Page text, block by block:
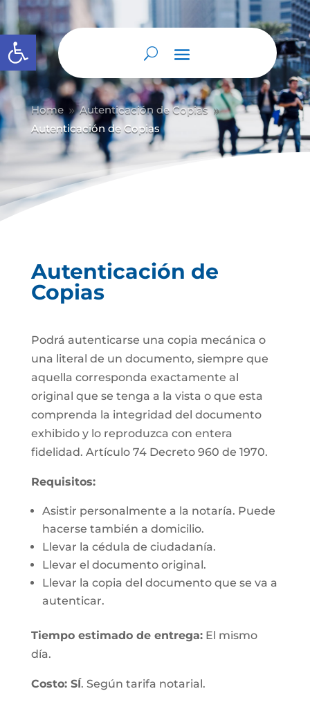
Abrir barra de herramientas
Home 9 Autenticación de Copias 9
Autenticación de Copias
Autenticación de
Copias
Podrá autenticarse una copia mecánica o
una literal de un documento, siempre que
aquella corresponda exactamente al
original que se tenga a la vista o que esta
comprenda la integridad del documento
exhibido y lo reproduzca con entera
fidelidad. Artículo 74 Decreto 960 de 1970.
Requisitos:
Asistir personalmente a la notaría. Puede
hacerse también a domicilio.
Llevar la cédula de ciudadanía.
Llevar el documento original.
Llevar la copia del documento que se va a
autenticar.
Tiempo estimado de entrega:El mismo
día.
Costo: SÍ. Según tarifa notarial.